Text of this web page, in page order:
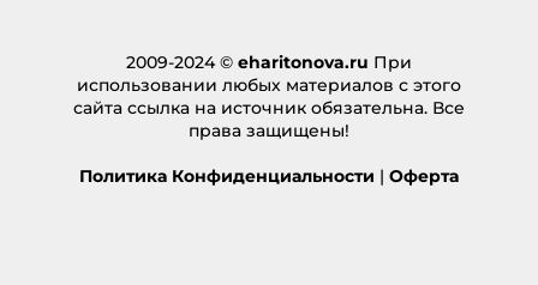
2009-2024 © eharitonova.ru При
использовании любых материалов с этого
сайта ссылка на источник обязательна. Все
права защищены!
Политика Конфиденциальности | Оферта